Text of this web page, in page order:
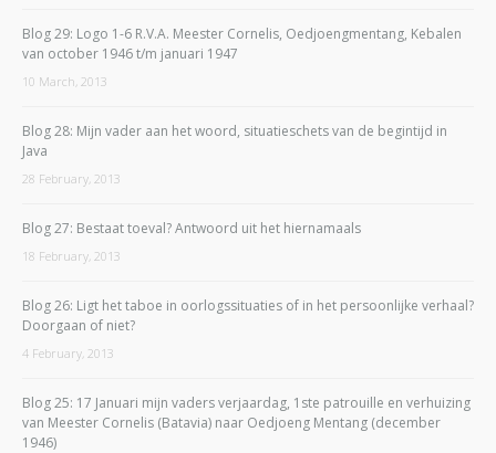
Blog 29: Logo 1-6 R.V.A. Meester Cornelis, Oedjoengmentang, Kebalen
van october 1946 t/m januari 1947
10 March, 2013
Blog 28: Mijn vader aan het woord, situatieschets van de begintijd in
Java
28 February, 2013
Blog 27: Bestaat toeval? Antwoord uit het hiernamaals
18 February, 2013
Blog 26: Ligt het taboe in oorlogssituaties of in het persoonlijke verhaal?
Doorgaan of niet?
4 February, 2013
Blog 25: 17 Januari mijn vaders verjaardag, 1ste patrouille en verhuizing
van Meester Cornelis (Batavia) naar Oedjoeng Mentang (december
1946)